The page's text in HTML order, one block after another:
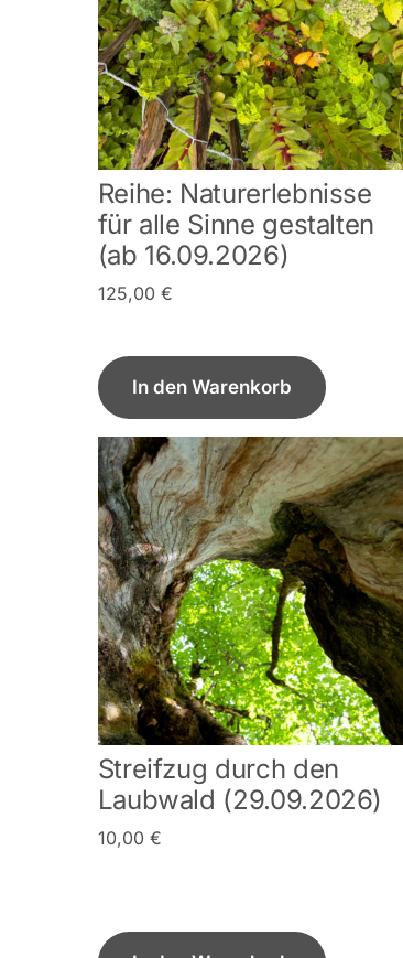
Reihe: Naturerlebnisse
für alle Sinne gestalten
(ab 16.09.2026)
125,00 €
In den Warenkorb
Streifzug durch den
Laubwald (29.09.2026)
10,00 €